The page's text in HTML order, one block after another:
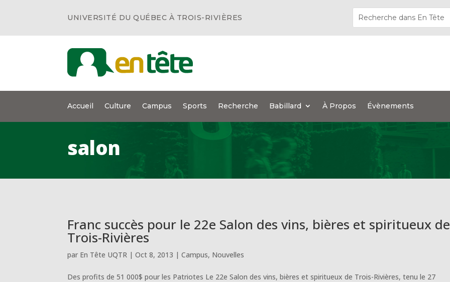
UNIVERSITÉ DU QUÉBEC À TROIS-RIVIÈRES
Accueil Culture Campus Sports Recherche Babillard À Propos Évènements
salon
Franc succès pour le 22e Salon des vins, bières et spiritueux de
Trois-Rivières
par En Tête UQTR |Oct 8, 2013 |Campus, Nouvelles
Des profits de 51 000$ pour les Patriotes Le 22e Salon des vins, bières et spiritueux de Trois-Rivières, tenu le 27